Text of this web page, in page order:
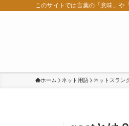
このサイトでは言葉の「意味」や
ホーム ネット用語 ネットスラン